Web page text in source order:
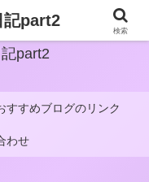
part2
すすめブログのリンク
わせ
記part2
検索